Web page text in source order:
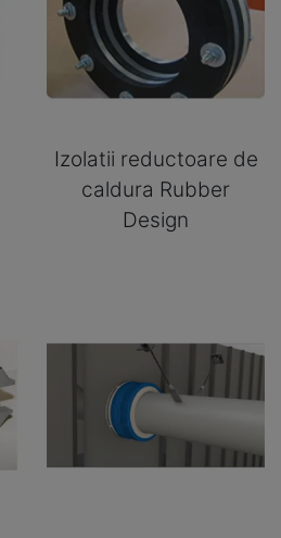
Izolatii reductoare de
caldura Rubber
Design